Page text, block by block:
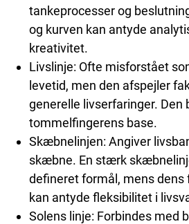
tankeprocesser og
og kurven kan antyde
kreativitet.
Livslinje: Ofte misforstået
levetid, men den afspejler
generelle livserfaringer. Den
tommelfingerens base.
Skæbnelinjen: Angiver
skæbne. En stærk
defineret formål, mens
kan antyde fleksibilitet i
Solens linje: Forbindes med